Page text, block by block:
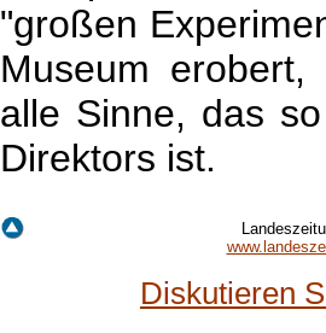
"großen
Museum
alle Sinne, das
Direktors ist.
Diskutieren